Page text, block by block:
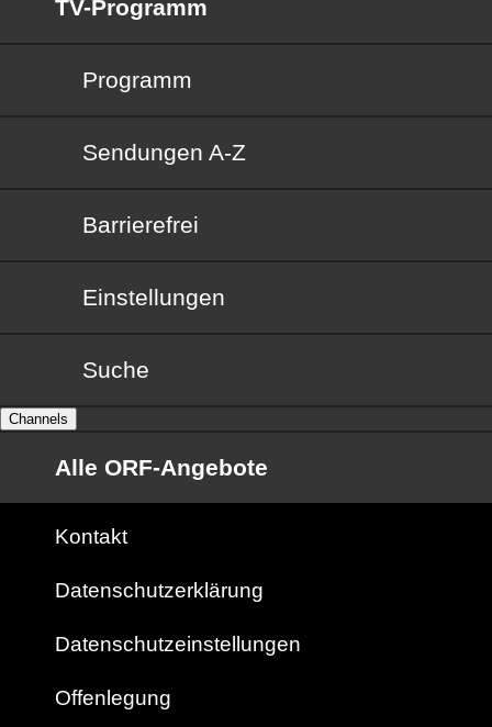
TV-Programm
Programm
Sendungen von A bis Z
Sendungen A-Z
Barrierefrei
Barrierefrei
Einstellungen
Suche
Channels
Alle ORF-Angebote
Kontakt
Datenschutzerklärung
Datenschutzeinstellungen
Offenlegung